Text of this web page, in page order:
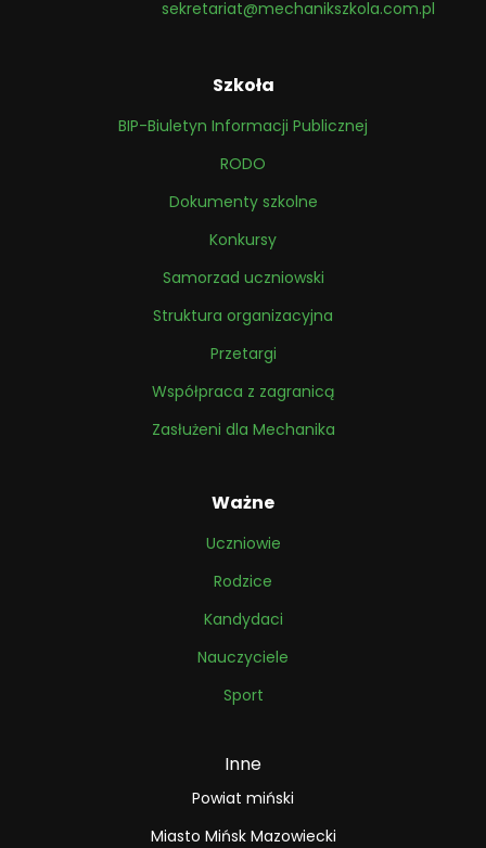
sekretariat@mechanikszkola.com.pl
Szkoła
BIP-Biuletyn Informacji Publicznej
RODO
Dokumenty szkolne
Konkursy
Samorzad uczniowski
Struktura organizacyjna
Przetargi
Współpraca z zagranicą
Zasłużeni dla Mechanika
Ważne
Uczniowie
Rodzice
Kandydaci
Nauczyciele
Sport
Inne
Powiat miński
Miasto Mińsk Mazowiecki